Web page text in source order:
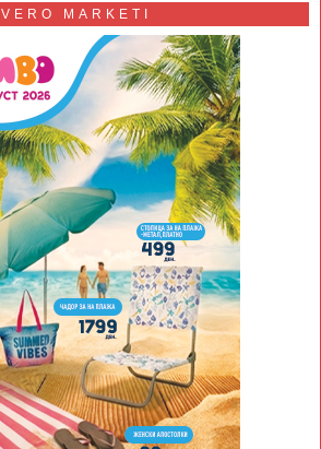
VERO MARKETI